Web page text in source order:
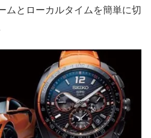
ムとローカルタイムを簡単に切